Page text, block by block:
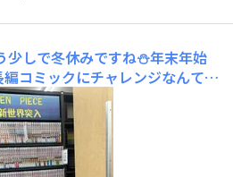
少しで冬休みですね⛄️年末年始
コミックにチャレンジなんてこ
！一番売れているコミックとい
巻を超えると中々読み始める
一区切りごとにチャレンジして
せん✨